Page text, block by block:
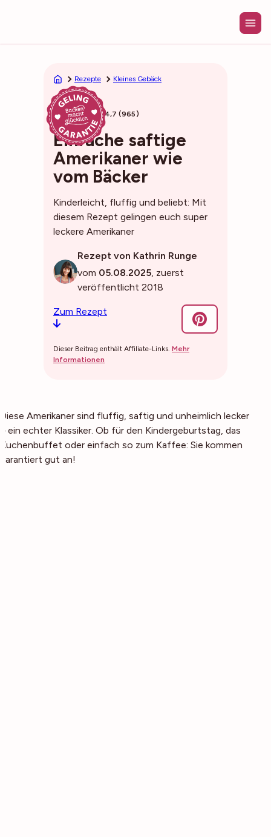
Rezepte Kleines Gebäck
37min 4,7 (965)
Einfache saftige
Amerikaner wie
vom Bäcker
Kinderleicht, fluffig und beliebt: Mit
diesem Rezept gelingen euch super
leckere Amerikaner
Rezept von Kathrin Runge
vom 05.08.2025, zuerst
veröffentlicht 2018
Zum Rezept
Dieser Beitrag enthält Affiliate-Links. Mehr
Informationen
Diese Amerikaner sind fluffig, saftig und unheimlich lecker
– ein echter Klassiker. Ob für den Kindergeburtstag, das
Kuchenbuffet oder einfach so zum Kaffee: Sie kommen
garantiert gut an!